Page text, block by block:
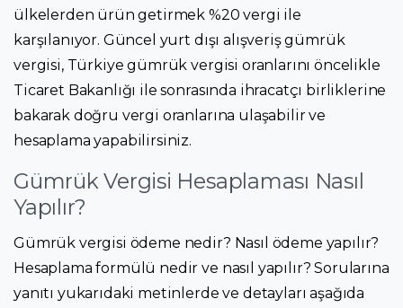
ülkelerden ürün getirmek %20 vergi ile
karşılanıyor. Güncel yurt dışı alışveriş gümrük
vergisi, Türkiye gümrük vergisi oranlarını öncelikle
Ticaret Bakanlığı ile sonrasında ihracatçı birliklerine
bakarak doğru vergi oranlarına ulaşabilir ve
hesaplama yapabilirsiniz.
Gümrük Vergisi Hesaplaması Nasıl
Yapılır?
Gümrük vergisi ödeme nedir? Nasıl ödeme yapılır?
Hesaplama formülü nedir ve nasıl yapılır? Sorularına
yanıtı yukarıdaki metinlerde ve detayları aşağıda